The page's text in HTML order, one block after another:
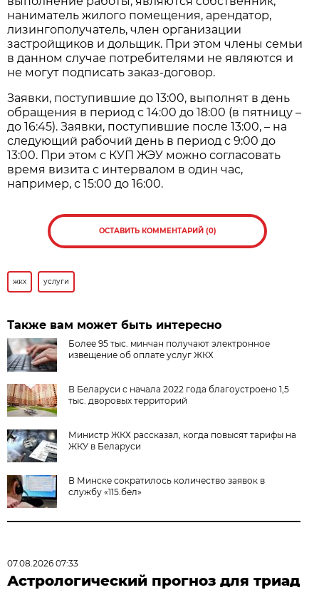
наниматель жилого помещения, арендатор,
лизингополучатель, член организации
застройщиков и дольщик. При этом члены семьи
в данном случае потребителями не являются и
не могут подписать заказ-договор.
Заявки, поступившие до 13:00, выполнят в день
обращения в период с 14:00 до 18:00 (в пятницу –
до 16:45). Заявки, поступившие после 13:00, – на
следующий рабочий день в период с 9:00 до
13:00. При этом с КУП ЖЭУ можно согласовать
время визита с интервалом в один час,
например, с 15:00 до 16:00.
ОСТАВИТЬ КОММЕНТАРИЙ (0)
жкх услуги
Также вам может быть интересно
Более 95 тыс. минчан получают электронное
извещение об оплате услуг ЖКХ
В Беларуси с начала 2022 года благоустроено 1,5
тыс. дворовых территорий
Министр ЖКХ рассказал, когда повысят тарифы на
ЖКУ в Беларуси
В Минске сократилось количество заявок в
службу «115.бел»
07.08.2026 07:33
Астрологический прогноз для триад